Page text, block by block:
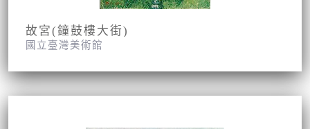
故宮(鐘鼓樓大街)
國立臺灣美術館